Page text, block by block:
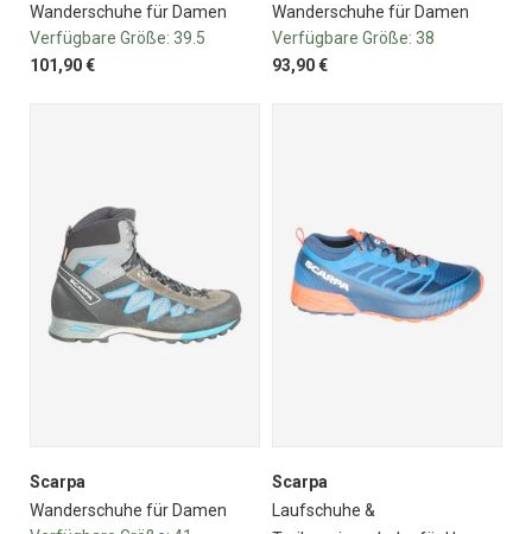
Wanderschuhe für Damen
Verfügbare Größe: 39.5
101,90 €
Wanderschuhe für Damen
Verfügbare Größe: 38
93,90 €
Scarpa
Wanderschuhe für Damen
Scarpa
Laufschuhe &